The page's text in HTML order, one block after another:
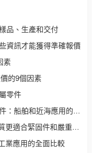
品、生產和交付
資訊才能獲得準確報價
素
的9個因素
零件
適用於海水環境的最佳不銹鋼緊固件：船舶和近海應用的完整材料選擇指南
904L 和 254SMO 不鏽鋼：哪種材質更適合緊固件和嚴重腐蝕應用？
業應用的全面比較